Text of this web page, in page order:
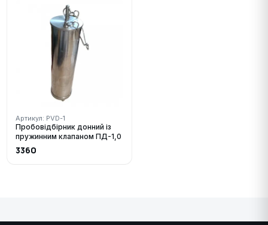
Артикул: PVD-1
Пробовідбірник донний із
пружинним клапаном ПД-1,0
3360